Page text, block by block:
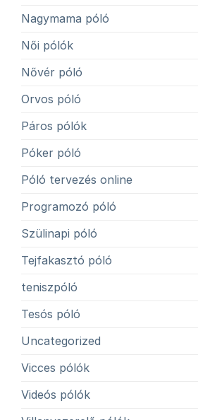
Nagymama póló
Női pólók
Nővér póló
Orvos póló
Páros pólók
Póker póló
Póló tervezés online
Programozó póló
Szülinapi póló
Tejfakasztó póló
teniszpóló
Tesós póló
Uncategorized
Vicces pólók
Videós pólók